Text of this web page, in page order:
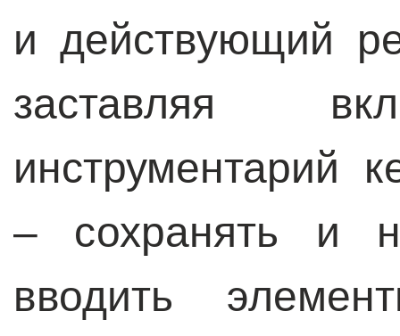
и действующий
заставляя
инструментарий
– сохранять и
вводить